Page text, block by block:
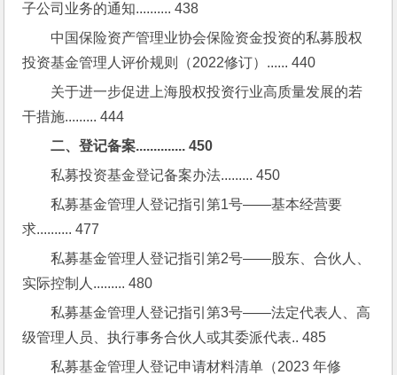
子公司业务的通知.......... 438
中国保险资产管理业协会保险资金投资的私募股权
投资基金管理人评价规则（2022修订）...... 440
关于进一步促进上海股权投资行业高质量发展的若
干措施......... 444
二、登记备案.............. 450
私募投资基金登记备案办法......... 450
私募基金管理人登记指引第1号——基本经营要
求.......... 477
私募基金管理人登记指引第2号——股东、合伙人、
实际控制人......... 480
私募基金管理人登记指引第3号——法定代表人、高
级管理人员、执行事务合伙人或其委派代表.. 485
私募基金管理人登记申请材料清单（2023 年修